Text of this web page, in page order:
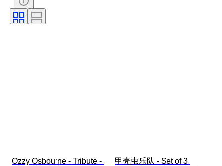
已测试，运转正常
音乐纪念品类型
Ozzy Osbourne - Tribute -
甲壳虫乐队 - Set of 3